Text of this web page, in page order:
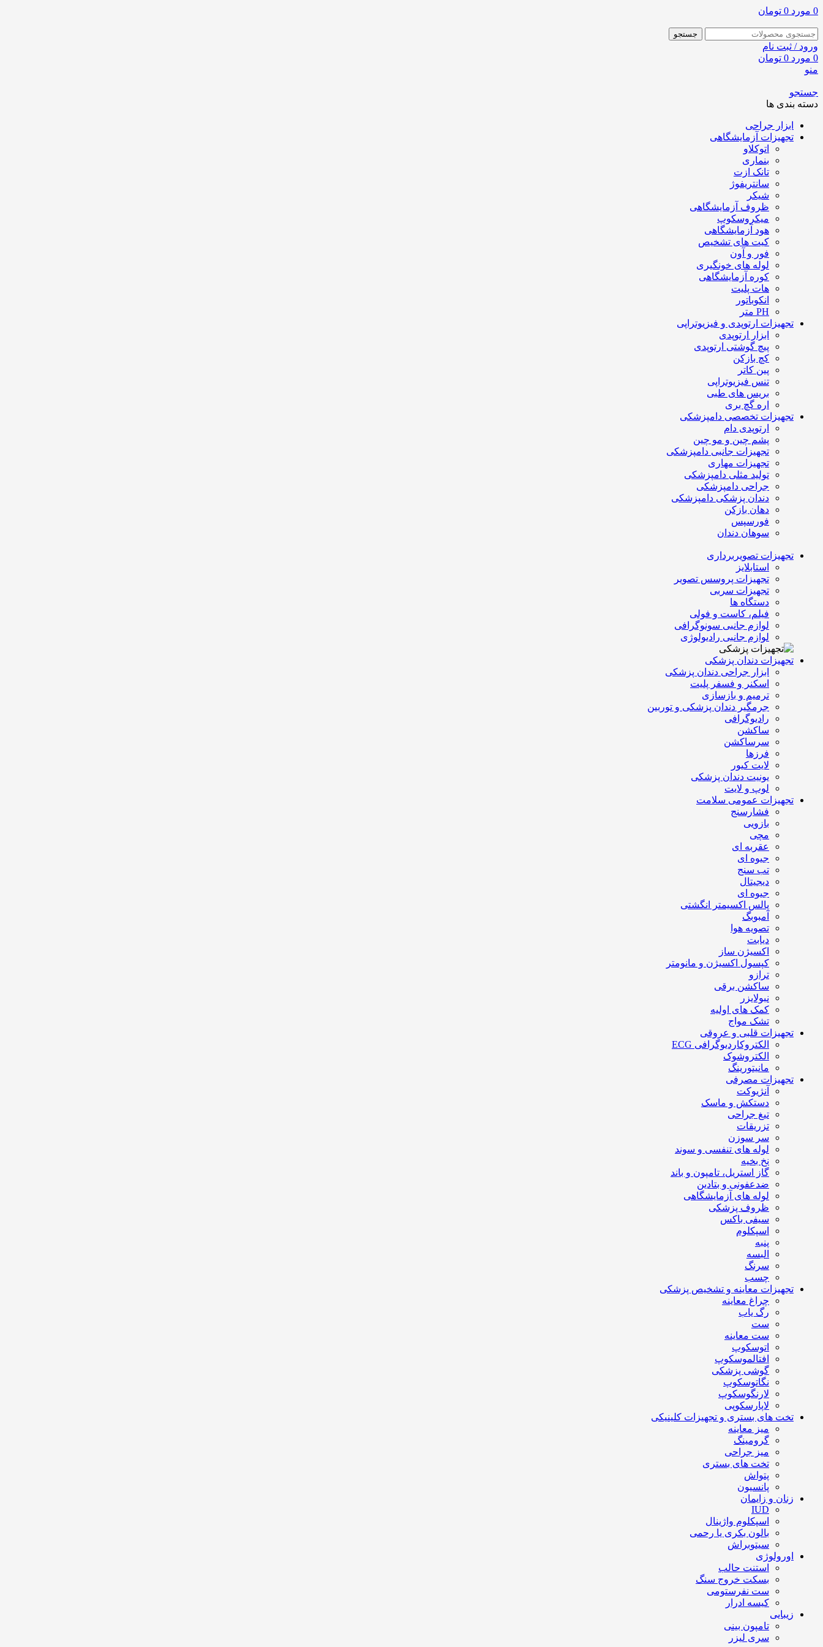
0 مورد 0 تومان
جستجو
ورود / ثبت نام
0 مورد 0 تومان
منو
جستجو
دسته بندی ها
ابزار جراحی
تجهیزات آزمایشگاهی
اتوکلاو
بنماری
تانک ازت
سانتریفوژ
شیکر
ظروف آزمایشگاهی
میکروسکوپ
هود آزمایشگاهی
کیت های تشخیص
فور و آون
لوله های خونگیری
کوره آزمایشگاهی
هات پلیت
انکوباتور
PH متر
تجهیزات ارتوپدی و فیزیوتراپی
ابزار ارتوپدی
پیچ گوشتی ارتوپدی
کچ بازکن
پین کاتر
تنس فیزیوتراپی
بریس های طبی
اره گچ بری
تجهیزات تخصصی دامپزشکی
ارتوپدی دام
پشم چین و مو چین
تجهیزات جانبی دامپزشکی
تجهیزات مهاری
تولید مثلی دامپزشکی
جراحی دامپزشکی
دندان پزشکی دامپزشکی
دهان بازکن
فورسپس
سوهان دندان
تجهیزات تصویربرداری
استابلایز
تجهیزات پروسس تصویر
تجهیزات سربی
دستگاه ها
فیلم، کاست و فولی
لوازم جانبی سونوگرافی
لوازم جانبی رادیولوژی
تجهیزات دندان پزشکی
ابزار جراحی دندان پزشکی
اسکنر و فسفر پلیت
ترمیم و بازسازی
جرمگیر دندان پزشکی و توربین
رادیوگرافی
ساکشن
سرساکشن
فرزها
لایت کیور
یونیت دندان پزشکی
لوپ و لایت
تجهیزات عمومی سلامت
فشارسنج
بازویی
مچی
عقربه ای
جیوه ای
تب سنج
دیجیتال
جیوه ای
پالس اکسیمتر انگشتی
آمبوبگ
تصویه هوا
دیابت
اکسیژن ساز
کپسول اکسیژن و مانومتر
ترازو
ساکشن برقی
نبولایزر
کمک های اولیه
تشک مواج
تجهیزات قلبی و عروقی
الکتروکاردیوگرافی ECG
الکتروشوک
مانیتورینگ
تجهیزات مصرفی
آنژیوکت
دستکش و ماسک
تیغ جراحی
تزریقات
سر سوزن
لوله های تنفسی و سوند
نخ بخیه
گاز استریل، تامپون و باند
ضدعفونی و بتادین
لوله های آزمایشگاهی
ظروف پزشکی
سیفی باکس
اسپکلوم
پنبه
البسه
سرنگ
چسب
تجهیزات معاینه و تشخیص پزشکی
چراغ معاینه
رگ یاب
ست
ست معاینه
اتوسکوپ
افتالموسکوپ
گوشی پزشکی
نگاتوسکوپ
لارنگوسکوپ
لاپارسکوپی
تخت های بستری و تجهیزات کلینیکی
میز معاینه
گرومینگ
میز جراحی
تخت های بستری
پتواش
پانسیون
زنان و زایمان
IUD
اسپکلوم واژینال
بالون بکری یا رحمی
سیتوبراش
اورولوژی
استنت حالب
بسکت خروج سنگ
ست نفرستومی
کیسه ادرار
زیبایی
تامپون بینی
سری لیزر